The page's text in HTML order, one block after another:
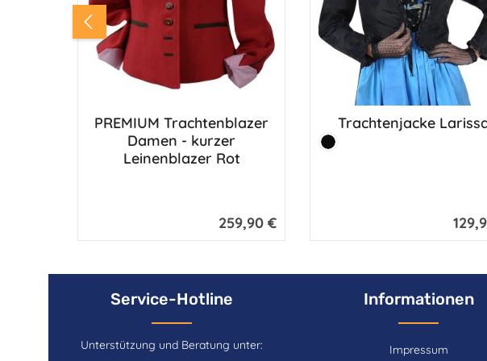
PREMIUM Trachtenblazer
Damen - kurzer
Leinenblazer Rot
Regulärer Preis:
259,90 €
Trachtenjacke
Farbe:
Schwarz
Service-Hotline
Unterstützung und Beratung unter:
Informationen
Impressum